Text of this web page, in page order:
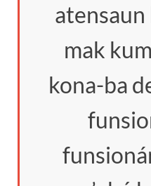
atensaun
mak
kona-ba